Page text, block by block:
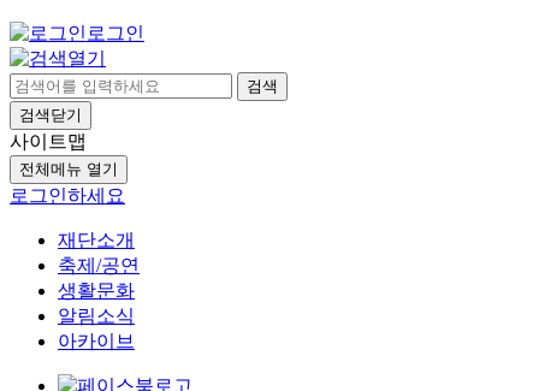
로그인
검색
검색닫기
사이트맵
전체메뉴 열기
로그인하세요
재단소개
축제/공연
생활문화
알림소식
아카이브